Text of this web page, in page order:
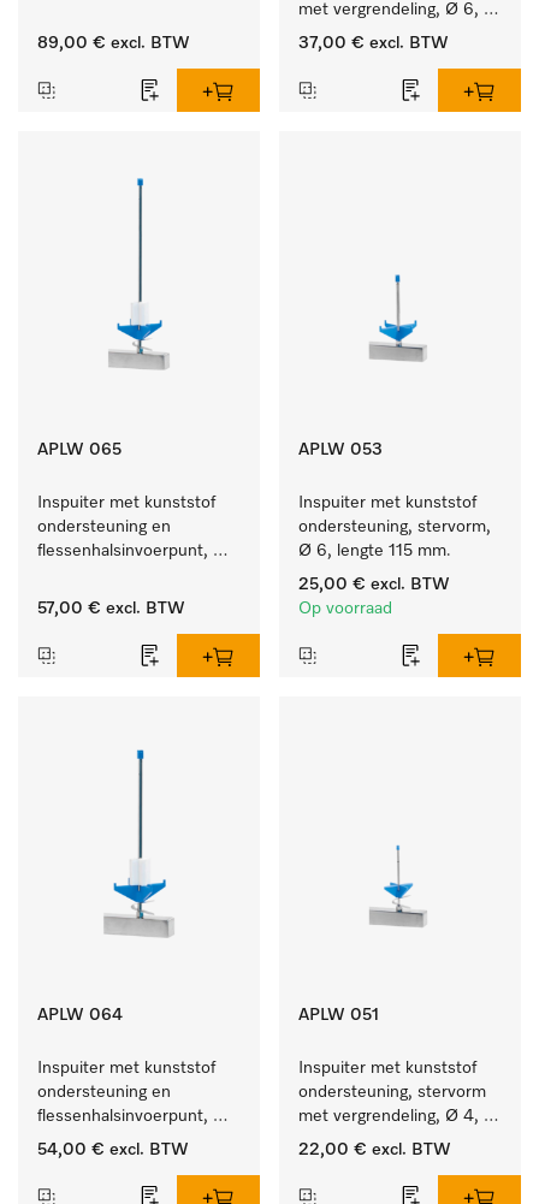
89,00 € excl. BTW
met vergrendeling, Ø 6,
lengte 135 mm.
37,00 € excl. BTW
APLW 065
Inspuiter met kunststof
ondersteuning en
flessenhalsinvoerpunt,
57,00 € excl. BTW
APLW 053
Inspuiter met kunststof
ondersteuning, stervorm,
Ø 6, lengte 115 mm.
25,00 € excl. BTW
Op voorraad
APLW 064
Inspuiter met kunststof
ondersteuning en
flessenhalsinvoerpunt,
ster, Ø 6, lengte 225 mm.
54,00 € excl. BTW
APLW 051
Inspuiter met kunststof
ondersteuning, stervorm
met vergrendeling, Ø 4,
lengte 110 mm.
22,00 € excl. BTW